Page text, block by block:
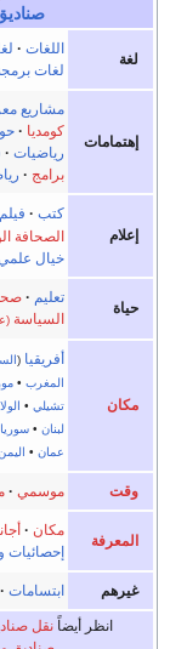
لغة
اللغات ·
لغات
إهتمامات
مشاريع
كومديا ·
رياضيات ·
برامج ·
إعلام
كتب · فيلم
الصحافة
خيال
حياة
تعليم ·
السياسة
مكان
أفريقيا (
المغرب •
تشيلي •
لبنان • سوريا
عمان •
وقت موسمي ·
المعرفة
مكان ·
إحصائيات
غيرهم ابتسامات ·
انظر أيضاً نقل